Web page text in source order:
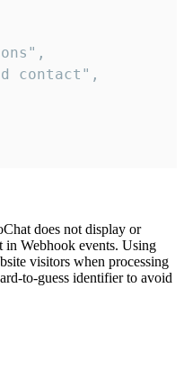
contact",
does not display or
in Webhook events. Using
visitors when processing
to-guess identifier to avoid